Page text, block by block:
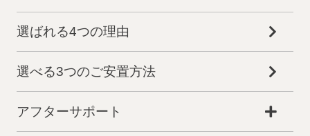
選ばれる4つの理由
選べる3つのご安置方法
アフターサポート
葬儀プランがお得な会員価格!